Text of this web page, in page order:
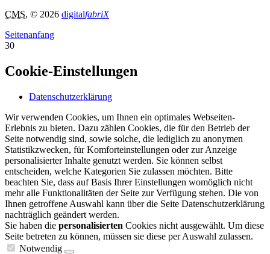
CMS, © 2026 digitalfabriX
Seitenanfang
30
Cookie-Einstellungen
Datenschutzerklärung
Wir verwenden Cookies, um Ihnen ein optimales Webseiten-
Erlebnis zu bieten. Dazu zählen Cookies, die für den Betrieb der
Seite notwendig sind, sowie solche, die lediglich zu anonymen
Statistikzwecken, für Komforteinstellungen oder zur Anzeige
personalisierter Inhalte genutzt werden. Sie können selbst
entscheiden, welche Kategorien Sie zulassen möchten. Bitte
beachten Sie, dass auf Basis Ihrer Einstellungen womöglich nicht
mehr alle Funktionalitäten der Seite zur Verfügung stehen. Die von
Ihnen getroffene Auswahl kann über die Seite Datenschutzerklärung
nachträglich geändert werden.
Sie haben die personalisierten Cookies nicht ausgewählt. Um diese
Seite betreten zu können, müssen sie diese per Auswahl zulassen.
Notwendig